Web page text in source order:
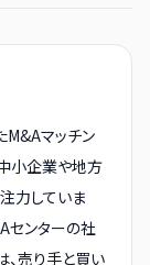
M&Aマッチン
中小企業や地方
力していま
センターの社
、売り手と買い